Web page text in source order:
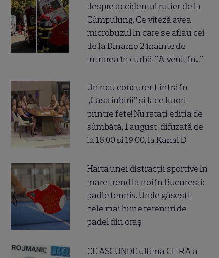
despre accidentul rutier de la
Câmpulung. Ce viteză avea
microbuzul în care se aflau cei
de la Dinamo 2 înainte de
intrarea în curbă: "A venit în..."
Un nou concurent intră în
„Casa iubirii” și face furori
printre fete! Nu ratați ediția de
sâmbătă, 1 august, difuzată de
la 16:00 și 19:00, la Kanal D
Harta unei distracții sportive în
mare trend la noi în București:
padle tennis. Unde găsești
cele mai bune terenuri de
padel din oraș
CE ASCUNDE ultima CIFRA a